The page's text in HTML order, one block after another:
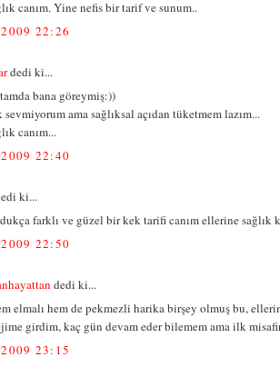
canım. Yine nefis bir tarif ve sunum..
22:26
dedi ki...
bana göreymiş:))
sevmiyorum ama sağlıksal açıdan tüketmem lazım...
canım...
22:40
ki...
farklı ve güzel bir kek tarifi canım ellerine
22:50
dedi ki...
elmalı hem de pekmezli harika birşey olmuş bu,
girdim, kaç gün devam eder bilemem ama ilk
23:15